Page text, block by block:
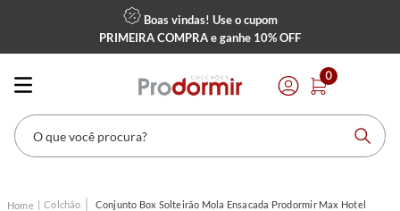
Boas vindas! Use o cupom
PRIMEIRA COMPRAe ganhe 10% OFF
0
O que você procura?
Colchão
Conjunto Box Solteirão Mola Ensacada Prodormir Max Hotel